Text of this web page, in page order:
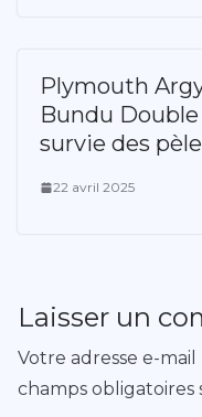
Plymouth
Bundu
survie des
22 avril 2025
Laisser un
Votre adresse e-
champs obligatoires